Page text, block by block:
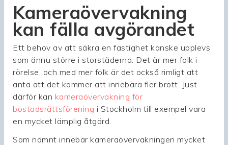
Kameraövervakning
kan fälla avgörandet
Ett behov av att säkra en fastighet kanske upplevs
som ännu större i storstäderna. Det är mer folk i
rörelse, och med mer folk är det också rimligt att
anta att det kommer att innebära fler brott. Just
därför kan kameraövervakning för
bostadsrättsförening i Stockholm till exempel vara
en mycket lämplig åtgärd.
Som nämnt innebär kameraövervakningen mycket